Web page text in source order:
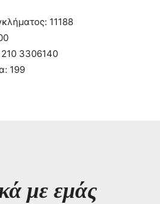
11188
210 3306140
199
με εμάς